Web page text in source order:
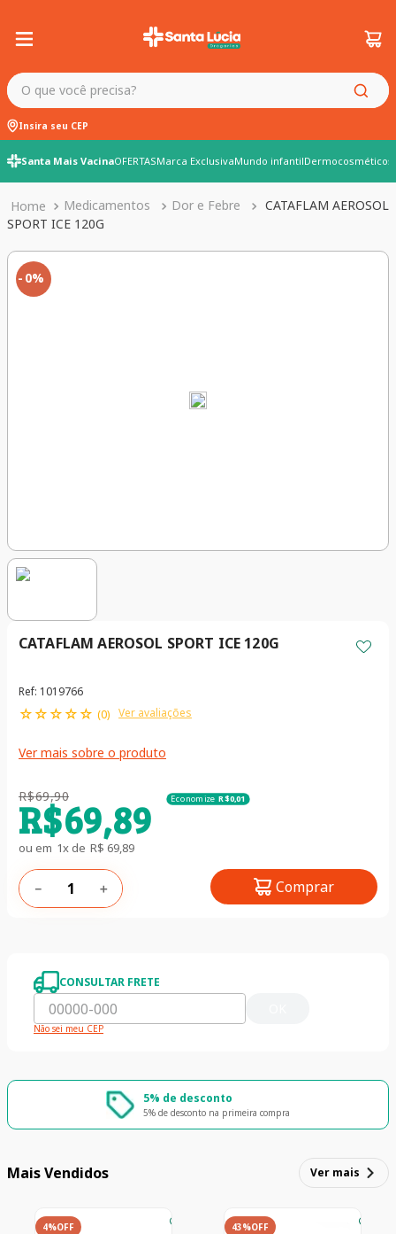
O que você precisa?
Insira seu CEP
Santa Mais VacinaOFERTASMarca ExclusivaMundo infantilDermocosméticos
Medicamentos Dor e Febre
CATAFLAM AEROSOL
SPORT ICE 120G
0%
CATAFLAM AEROSOL SPORT ICE 120G
Ref: 1019766
☆☆☆☆☆ (0) Ver avaliações
Ver mais sobre o produto
R$69,90 Economize R$0,01
R$69,89
ou em 1x de R$ 69,89
＋
－ Comprar
CONSULTAR FRETE
Não sei meu CEP
5% de desconto
5% de desconto na primeira compra
Mais Vendidos Ver mais
4%OFF 43%OFF